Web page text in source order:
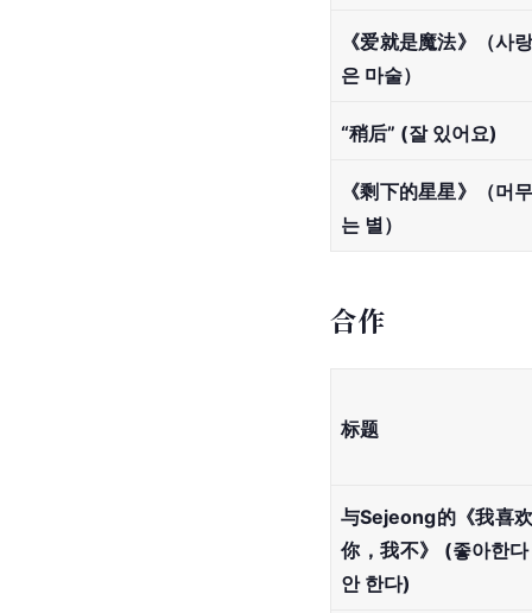
《爱就是魔法》（사랑
은 마술）
“稍后” (잘 있어요)
《剩下的星星》（머무
는 별）
合作
标题
与Sejeong的《我喜欢
你，我不》 (좋아한다
안 한다)